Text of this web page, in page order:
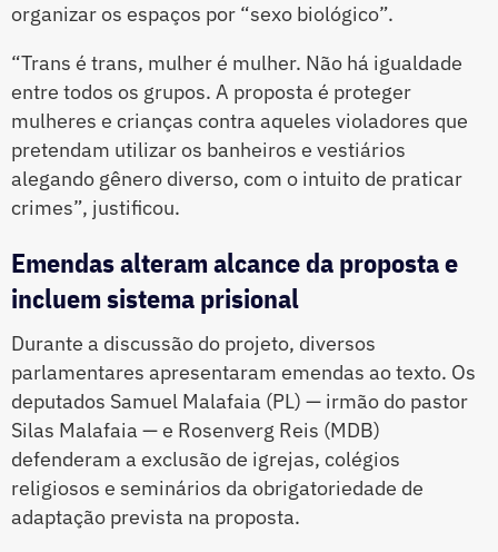
organizar os espaços por “sexo biológico”.
“Trans é trans, mulher é mulher. Não há igualdade
entre todos os grupos. A proposta é proteger
mulheres e crianças contra aqueles violadores que
pretendam utilizar os banheiros e vestiários
alegando gênero diverso, com o intuito de praticar
crimes”, justificou.
Emendas alteram alcance da proposta e
incluem sistema prisional
Durante a discussão do projeto, diversos
parlamentares apresentaram emendas ao texto. Os
deputados Samuel Malafaia (PL) — irmão do pastor
Silas Malafaia — e Rosenverg Reis (MDB)
defenderam a exclusão de igrejas, colégios
religiosos e seminários da obrigatoriedade de
adaptação prevista na proposta.